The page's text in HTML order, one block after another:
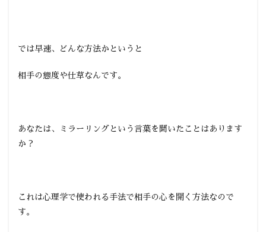
では早速、どんな方法かというと
相手の態度や仕草なんです。
あなたは、ミラーリングという言葉を聞いたことはあります
か？
これは心理学で使われる手法で相手の心を開く方法なので
す。